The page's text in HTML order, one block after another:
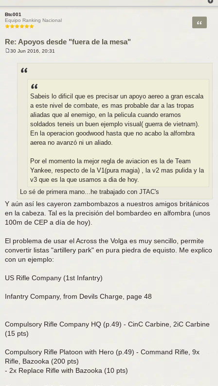
Btc001
Equipo Ranking Nacional
Re: Apoyos desde "fuera de la mesa"
Citar
30 Jun 2016, 20:31
Sabeis lo dificil que es precisar un apoyo aereo a gran escala
a este nivel de combate, es mas probable dar a las tropas
aliadas que al enemigo, en la pelicula cuando eramos
soldados teneis un buen ejemplo visual( guerra de vietnam).
En la operacion goodwood hasta que no acabo la alfombra
aerea no avanzó ni un aliado.
Por el momento la mejor regla de aviacion es la de Team
Yankee, respecto de la V1(pura magia) , la v2 mas pulida y la
v3 que es la que usamos a dia de hoy.
Lo sé de primera mano...he trabajado con JTAC's
Y aún así les cayeron zambombazos a nuestros amigos británicos
en la cabeza. Tal es la precisión del bombardeo en alfombra (unos
100m de CEP a día de hoy).
El problema de usar el Across the Volga es muy sencillo, permite
convertir listas "artillery park" en pura piedra de equisto. Me explico
con un ejemplo:
US Rifle Company (1st Infantry)
Infantry Company, from Devils Charge, page 48
Compulsory Rifle Company HQ (p.49) - CinC Carbine, 2iC Carbine
(15 pts)
Compulsory Rifle Platoon with Hero (p.49) - Command Rifle, 9x
Rifle, Bazooka (200 pts)
- 2x Replace Rifle with Bazooka (10 pts)